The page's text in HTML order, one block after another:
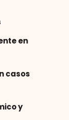
en
casos
y